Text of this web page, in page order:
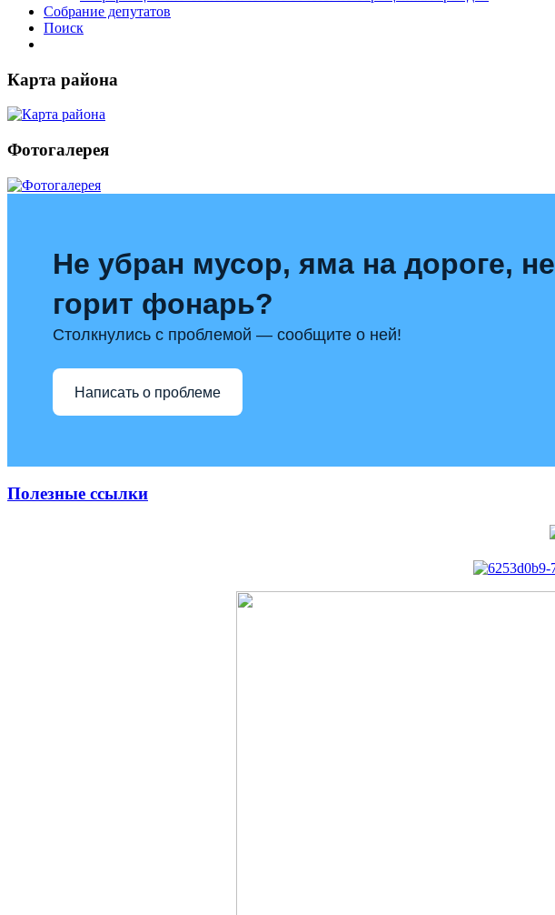
Собрание депутатов
Поиск
Карта района
Фотогалерея
Не убран мусор, яма на дороге, не
горит фонарь?
Столкнулись с проблемой — сообщите о ней!
Написать о проблеме
Полезные ссылки